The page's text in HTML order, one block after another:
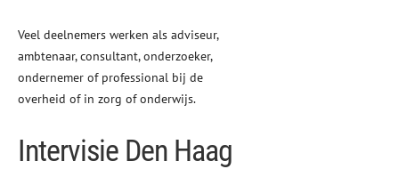
Veel deelnemers werken als adviseur,
ambtenaar, consultant, onderzoeker,
ondernemer of professional bij de
overheid of in zorg of onderwijs.
Intervisie Den Haag